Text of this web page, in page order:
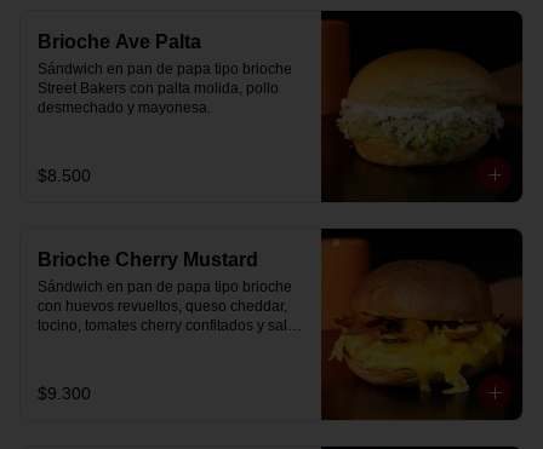
Brioche Ave Palta
Sándwich en pan de papa tipo brioche
Street Bakers con palta molida, pollo
desmechado y mayonesa.
$8.500
Brioche Cherry Mustard
Sándwich en pan de papa tipo brioche
con huevos revueltos, queso cheddar,
tocino, tomates cherry confitados y salsa
$9.300